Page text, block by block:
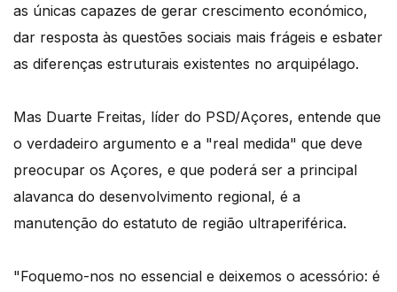
as únicas capazes de gerar crescimento económico,
dar resposta às questões sociais mais frágeis e esbater
as diferenças estruturais existentes no arquipélago.
Mas Duarte Freitas, líder do PSD/Açores, entende que
o verdadeiro argumento e a "real medida" que deve
preocupar os Açores, e que poderá ser a principal
alavanca do desenvolvimento regional, é a
manutenção do estatuto de região ultraperiférica.
"Foquemo-nos no essencial e deixemos o acessório: é